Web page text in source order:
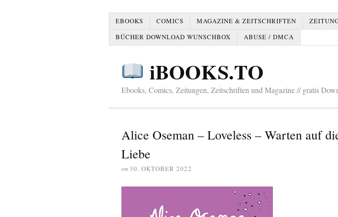
EBOOKS COMICS MAGAZINE & ZEITSCHRIFTEN
BÜCHER DOWNLOAD WUNSCHBOX
ABUSE / DMCA
iBOOKS.TO
Ebooks, Comics, Zeitungen, Zeitschriften und Magazine // gratis
Alice Oseman – Loveless – Warten auf
Liebe
on 30. OKTOBER 2022